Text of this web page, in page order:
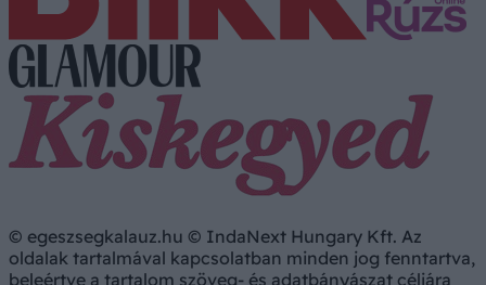
© egeszsegkalauz.hu © IndaNext Hungary Kft. Az
oldalak tartalmával kapcsolatban minden jog fenntartva,
beleértve a tartalom szöveg- és adatbányászat céljára